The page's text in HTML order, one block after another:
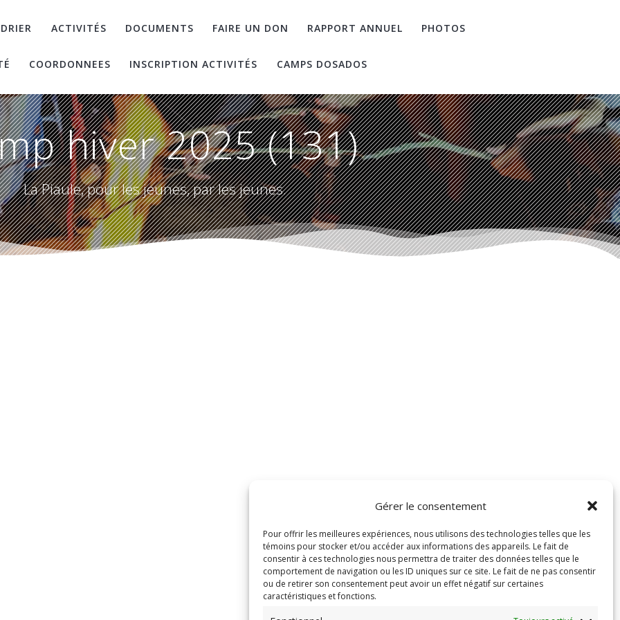
Gérer le consentement
Pour offrir les meilleures expériences, nous utilisons des technologies telles que les
témoins pour stocker et/ou accéder aux informations des appareils. Le fait de
consentir à ces technologies nous permettra de traiter des données telles que le
comportement de navigation ou les ID uniques sur ce site. Le fait de ne pas consentir
ou de retirer son consentement peut avoir un effet négatif sur certaines
caractéristiques et fonctions.
ACTIVITÉS DOCUMENTS FAIRE UN DON RAPPORT ANNUEL PHOTOS
COORDONNEES INSCRIPTION ACTIVITÉS CAMPS DOSADOS
hiver 2025 (131)
La Piaule, pour les jeunes, par les jeunes.